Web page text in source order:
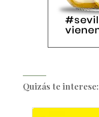
Quizás te interese: